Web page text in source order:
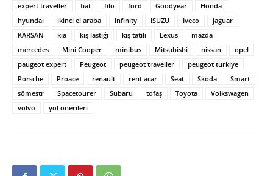
expert traveller
fiat filo ford Goodyear
Honda
hyundai
ikinci el araba Infinity ISUZU Iveco
jaguar
KARSAN
kia kış lastiği kış tatili Lexus
mazda
mercedes
Mini Cooper minibus Mitsubishi nissan
opel
paugeot expert
Peugeot peugeot traveller
peugeot turkiye
Porsche
Proace renault rent acar Seat Skoda
Smart
sömestr
Spacetourer Subaru tofaş Toyota
Volkswagen
volvo
yol önerileri